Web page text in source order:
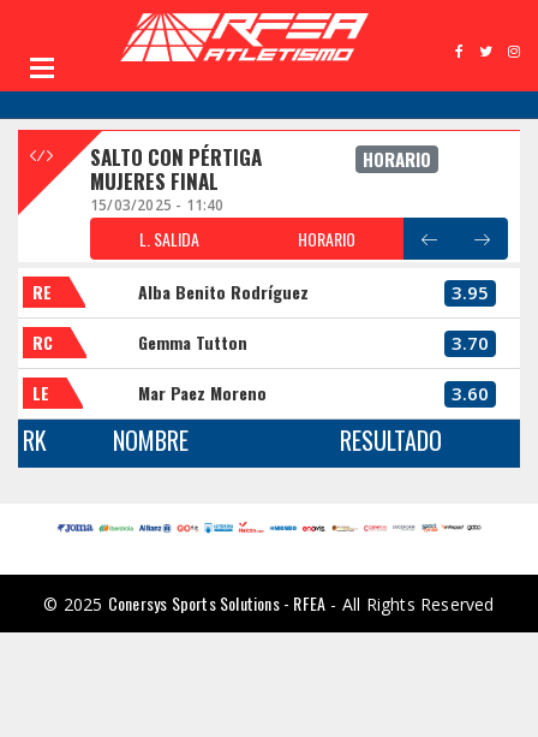
SALTO CON PÉRTIGA
MUJERES FINAL
HORARIO
15/03/2025 - 11:40
L. SALIDA HORARIO
RE Alba Benito Rodríguez 3.95
RC Gemma Tutton 3.70
LE Mar Paez Moreno 3.60
RK NOMBRE RESULTADO
© 2025 Conersys Sports Solutions - RFEA - All Rights Reserved